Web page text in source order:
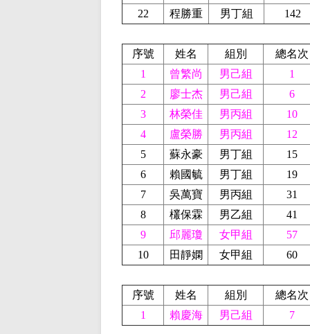
22
程勝重 男丁組 142
序號 姓名 組別
總名次
1
曾繁尚 男己組
1
2
廖士杰 男己組
6
3
林榮佳 男丙組
10
4
盧榮勝 男丙組
12
5
蘇永豪 男丁組
15
6
賴國毓 男丁組
19
7
吳萬寶 男丙組
31
8
欉保霖 男乙組
41
9
邱麗瓊 女甲組
57
10
田靜嫻 女甲組 60
序號 姓名 組別
總名次
1
賴慶海 男己組 7